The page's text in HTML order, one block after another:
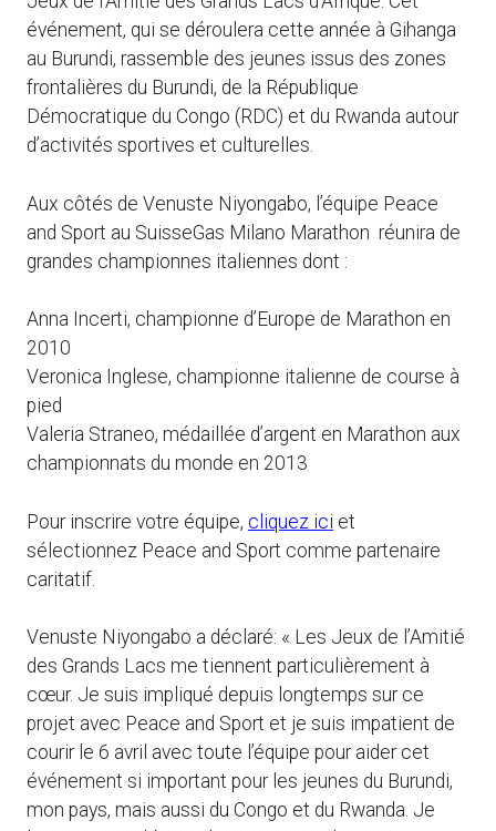
événement, qui se déroulera cette année à Gihanga
au Burundi, rassemble des jeunes issus des zones
frontalières du Burundi, de la République
Démocratique du Congo (RDC) et du Rwanda autour
d’activités sportives et culturelles.
Aux côtés de Venuste Niyongabo, l’équipe Peace
and Sport au SuisseGas Milano Marathon réunira de
grandes championnes italiennes dont :
Anna Incerti, championne d’Europe de Marathon en
2010
Veronica Inglese, championne italienne de course à
pied
Valeria Straneo, médaillée d’argent en Marathon aux
championnats du monde en 2013
Pour inscrire votre équipe, cliquez ici et
sélectionnez Peace and Sport comme partenaire
caritatif.
Venuste Niyongabo a déclaré: « Les Jeux de l’Amitié
des Grands Lacs me tiennent particulièrement à
cœur. Je suis impliqué depuis longtemps sur ce
projet avec Peace and Sport et je suis impatient de
courir le 6 avril avec toute l’équipe pour aider cet
événement si important pour les jeunes du Burundi,
mon pays, mais aussi du Congo et du Rwanda. Je